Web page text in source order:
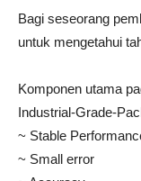
Bagi seseorang
untuk mengetahui
Komponen utama
Industrial-Grade-
~ Stable
~ Small error